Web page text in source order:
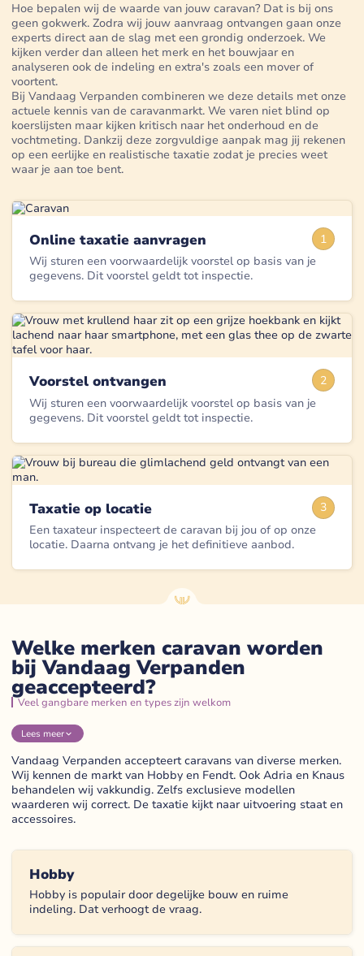
Hoe bepalen wij de waarde van jouw caravan? Dat is bij ons
geen gokwerk. Zodra wij jouw aanvraag ontvangen gaan onze
experts direct aan de slag met een grondig onderzoek. We
kijken verder dan alleen het merk en het bouwjaar en
analyseren ook de indeling en extra's zoals een mover of
voortent.
Bij Vandaag Verpanden combineren we deze details met onze
actuele kennis van de caravanmarkt. We varen niet blind op
koerslijsten maar kijken kritisch naar het onderhoud en de
vochtmeting. Dankzij deze zorgvuldige aanpak mag jij rekenen
op een eerlijke en realistische taxatie zodat je precies weet
waar je aan toe bent.
1
Online taxatie aanvragen
Wij sturen een voorwaardelijk voorstel op basis van je
gegevens. Dit voorstel geldt tot inspectie.
2
Voorstel ontvangen
Wij sturen een voorwaardelijk voorstel op basis van je
gegevens. Dit voorstel geldt tot inspectie.
3
Taxatie op locatie
Een taxateur inspecteert de caravan bij jou of op onze
locatie. Daarna ontvang je het definitieve aanbod.
Welke merken caravan worden
bij Vandaag Verpanden
geaccepteerd?
Veel gangbare merken en types zijn welkom
Lees meer
Vandaag Verpanden accepteert caravans van diverse merken.
Wij kennen de markt van Hobby en Fendt. Ook Adria en Knaus
behandelen wij vakkundig. Zelfs exclusieve modellen
waarderen wij correct. De taxatie kijkt naar uitvoering staat en
accessoires.
Hobby
Hobby is populair door degelijke bouw en ruime
indeling. Dat verhoogt de vraag.